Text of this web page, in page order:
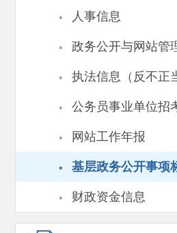
· 人事信息
· 政务公开与网站管
· 执法信息（反不正
· 公务员事业单位招
· 网站工作年报
· 基层政务公开事项
· 财政资金信息